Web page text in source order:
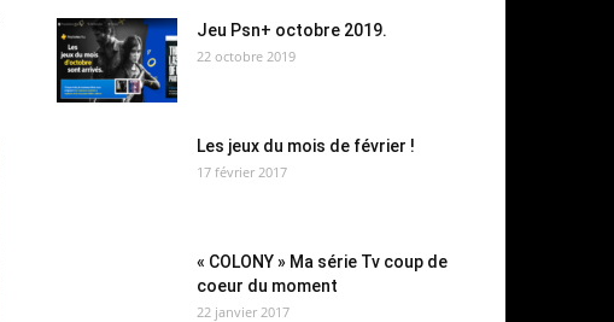
Jeu Psn+ octobre 2019.
22 octobre 2019
Les jeux du mois de février !
17 février 2017
« COLONY » Ma série Tv coup de
coeur du moment
22 janvier 2017